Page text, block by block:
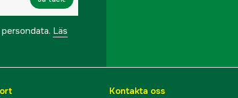
Läs
Kontakta oss